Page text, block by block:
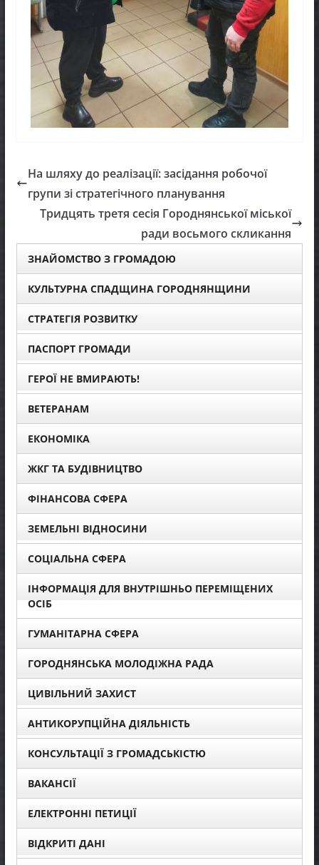
На шляху до реалізації: засідання робочої
групи зі стратегічного планування
Тридцять третя сесія Городнянської міської
ради восьмого скликання
ЗНАЙОМСТВО З ГРОМАДОЮ
КУЛЬТУРНА СПАДЩИНА ГОРОДНЯНЩИНИ
СТРАТЕГІЯ РОЗВИТКУ
ПАСПОРТ ГРОМАДИ
ГЕРОЇ НЕ ВМИРАЮТЬ!
ВЕТЕРАНАМ
ЕКОНОМІКА
ЖКГ ТА БУДІВНИЦТВО
ФІНАНСОВА СФЕРА
ЗЕМЕЛЬНІ ВІДНОСИНИ
СОЦІАЛЬНА СФЕРА
ІНФОРМАЦІЯ ДЛЯ ВНУТРІШНЬО ПЕРЕМІЩЕНИХ
ОСІБ
ГУМАНІТАРНА СФЕРА
ГОРОДНЯНСЬКА МОЛОДІЖНА РАДА
ЦИВІЛЬНИЙ ЗАХИСТ
АНТИКОРУПЦІЙНА ДІЯЛЬНІСТЬ
КОНСУЛЬТАЦІЇ З ГРОМАДСЬКІСТЮ
ВАКАНСІЇ
ЕЛЕКТРОННІ ПЕТИЦІЇ
ВІДКРИТІ ДАНІ